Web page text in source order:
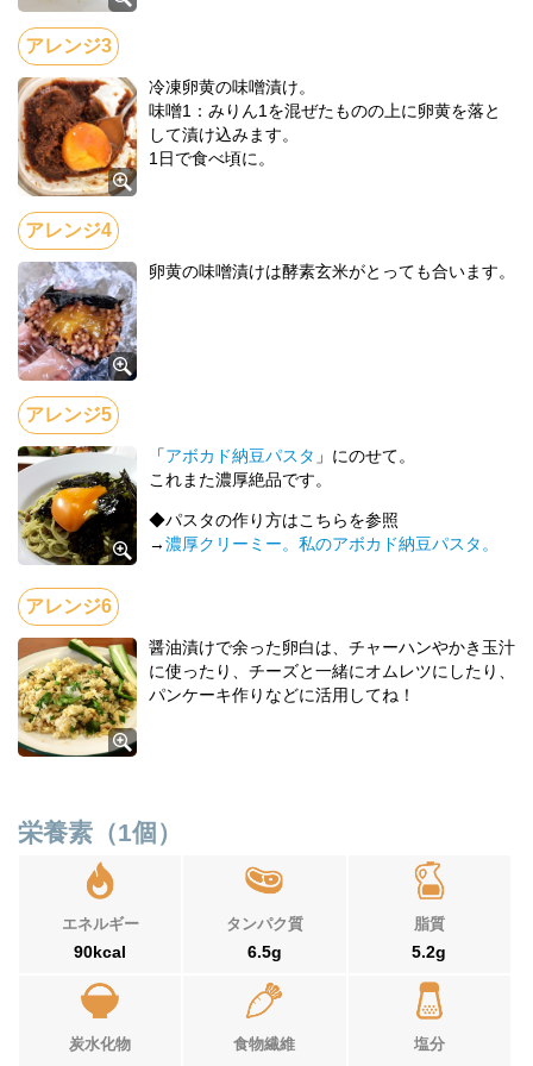
冷凍卵黄の味噌漬け。
味噌1：みりん1を混ぜたものの上に卵黄を落と
して漬け込みます。
1日で食べ頃に。
卵黄の味噌漬けは酵素玄米がとっても合います。
「アボカド納豆パスタ 」にのせて。
これまた濃厚絶品です。
◆パスタの作り方はこちらを参照
→濃厚クリーミー。私のアボカド納豆パスタ。
醤油漬けで余った卵白は、チャーハンやかき玉汁
に使ったり、チーズと一緒にオムレツにしたり、
パンケーキ作りなどに活用してね！
栄養素（1個）
エネルギー
90kcal
タンパク質
6.5g
脂質
5.2g
炭水化物 食物繊維 塩分